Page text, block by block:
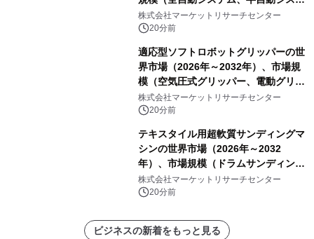
ム）・分析レポートを発表
株式会社マーケットリサーチセンター
20分前
適応型ソフトロボットグリッパーの世
界市場（2026年～2032年）、市場規
模（空気圧式グリッパー、電動グリッ
パー）・分析レポートを発表
株式会社マーケットリサーチセンター
20分前
テキスタイル用超軟質サンディングマ
シンの世界市場（2026年～2032
年）、市場規模（ドラムサンディング
マシン、ジェットサンディングマシ
ン、ローラーサンディングマシン、そ
株式会社マーケットリサーチセンター
20分前
ビジネスの新着をもっと見る